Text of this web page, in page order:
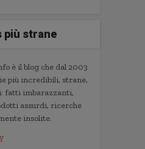
più strane
è il blog che dal 2003
più incredibili, strane,
fatti imbarazzanti,
assurdi, ricerche
insolite.